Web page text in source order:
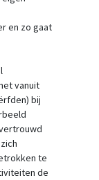
en zo gaat
vanuit
bij
te
de